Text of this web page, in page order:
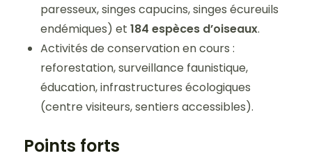
paresseux, singes capucins, singes écureuils
endémiques) et 184 espèces d’oiseaux.
Activités de conservation en cours :
reforestation, surveillance faunistique,
éducation, infrastructures écologiques
(centre visiteurs, sentiers accessibles).
Points forts